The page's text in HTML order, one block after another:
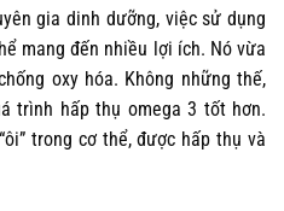
gia dinh dưỡng, việc sử dụng
mang đến nhiều lợi ích. Nó vừa
oxy hóa. Không những thế,
trình hấp thụ omega 3 tốt hơn.
trong cơ thể, được hấp thụ và